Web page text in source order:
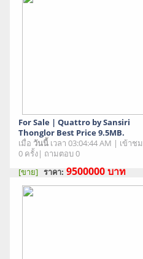
For Sale | Quattro by Sansiri
Thonglor Best Price 9.5MB.
เมื่อ วันนี้เวลา 03:04:44 AM | เข้าชม
0 ครั้ง| ถามตอบ 0
[ขาย] ราคา: 9500000บาท